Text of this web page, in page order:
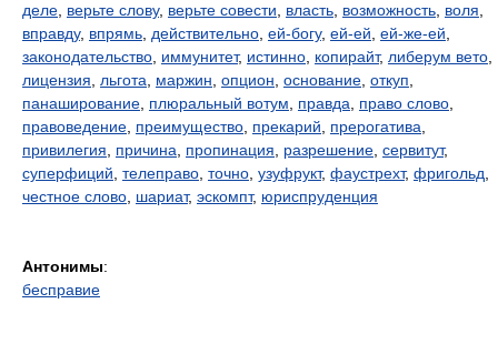
деле верьте слову, верьте совести власть возможность воля
вправду, впрямь действительно ей-богу, ей-ей ей-же-ей
законодательство иммунитет, истинно копирайт, либерум вето
лицензия
льгота маржин опцион основание откуп
панаширование плюральный вотум правда право слово
правоведение преимущество прекарий прерогатива
привилегия
причина пропинация разрешение сервитут,
суперфиций телеправо точно узуфрукт, фаустрехт, фригольд
честное слово шариат, эскомпт, юриспруденция
Антонимы:
бесправие